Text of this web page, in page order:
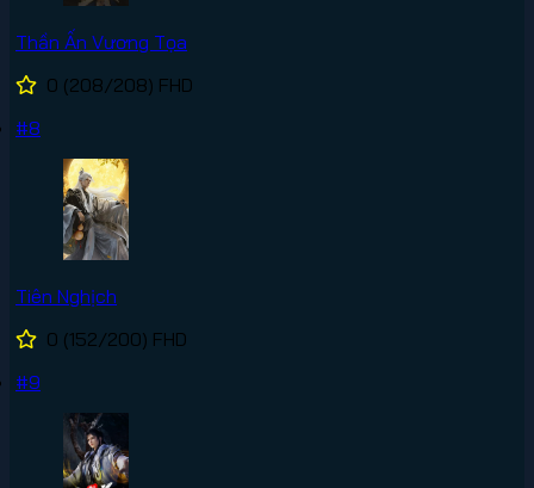
Thần Ấn Vương Tọa
0 (208/208) FHD
#8
Tiên Nghịch
0 (152/200) FHD
#9